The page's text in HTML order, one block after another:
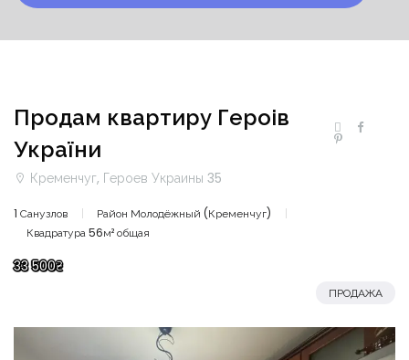
Продам квартиру Героів
України
Кременчуг, Героев Украины 35
1 Санузлов
Район Молодёжный (Кременчуг)
Квадратура 56м² общая
33 500₴
ПРОДАЖА